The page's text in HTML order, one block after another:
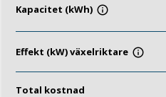
Kapacitet (kWh) info_outline
Total kostnad
Effekt (kW) växelriktare info_outline